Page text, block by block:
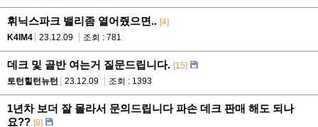
휘닉스파크 밸리좀 열어줬으면.. [4]
K4IM4
23.12.09 조회 : 781
데크 및 골반 여는거 질문드립니다. [15]
토턴힐턴뉴턴
23.12.09 조회 : 1393
1년차 보더 잘 몰라서 문의드립니다 파손 데크 판매 해도 되나
요?? [8]